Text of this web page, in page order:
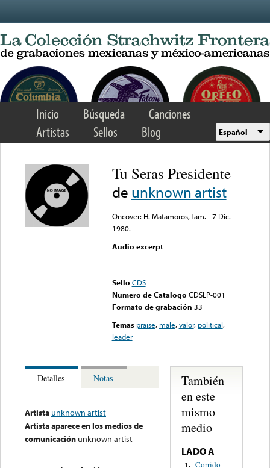
Inicio Búsqueda
Canciones
Artistas
Sellos Blog Español
Tu Seras Presidente
de unknown artist
Oncover: H. Matamoros, Tam. - 7 Dic.
1980.
Audio excerpt
Sello CDS
Numero de Catalogo CDSLP-001
Formato de grabación 33
Temas praise, male,valor, political,
leader
Detalles Notas
Artista unknown artist
Artista aparece en los medios de
comunicación unknown artist
También
en este
mismo
medio
LADO A
1. Corrido